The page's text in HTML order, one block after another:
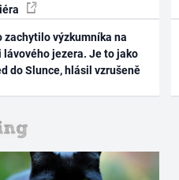
zachytilo výzkumníka na
lávového jezera. Je to jako
do Slunce, hlásil vzrušeně